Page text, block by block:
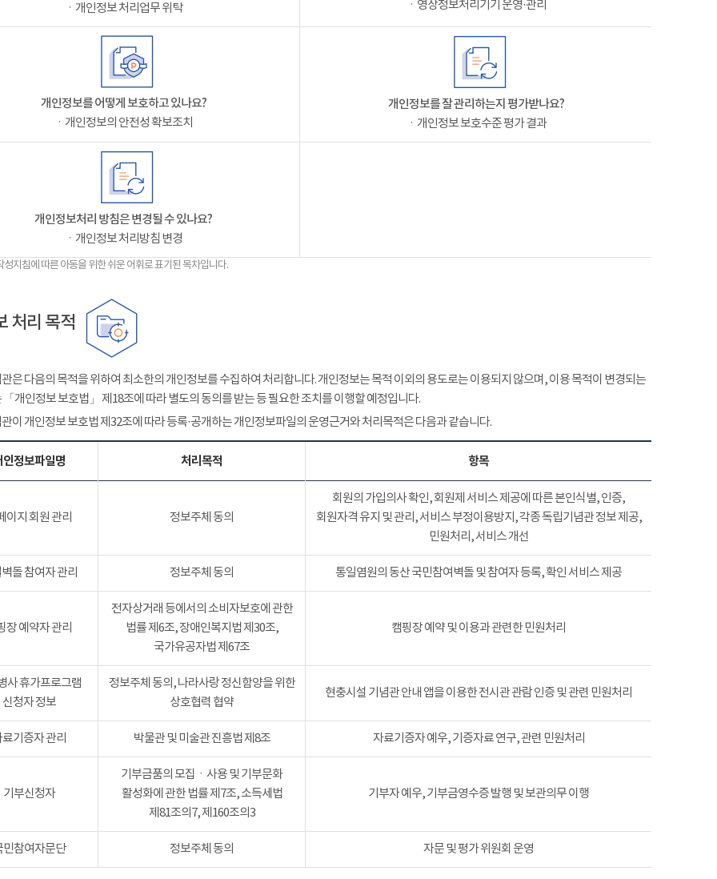
ㆍ개인정보 처리업무 위탁
ㆍ영상정보처리기기 운영·관리
개인정보를 어떻게 보호하고 있나요?
ㆍ개인정보의 안전성 확보조치
개인정보를 잘 관리하는지 평가받나요?
ㆍ개인정보 보호수준 평가 결과
개인정보처리 방침은 변경될 수 있나요?
ㆍ개인정보 처리방침 변경
지침에 따른 아동을 위한 쉬운 어휘로 표기된 목차입니다.
처리 목적
은 다음의 목적을 위하여 최소한의 개인정보를 수집하여 처리합니다. 개인정보는 목적 이외의 용도로는 이용되지 않으며, 이용 목적이 변경되는
「개인정보 보호법」 제18조에 따라 별도의 동의를 받는 등 필요한 조치를 이행할 예정입니다.
이 개인정보 보호법 제32조에 따라 등록·공개하는 개인정보파일의 운영근거와 처리목적은 다음과 같습니다.
인정보파일명 처리목적 항목
이지 회원 관리 정보주체 동의
회원의 가입의사 확인, 회원제 서비스 제공에 따른 본인식별, 인증,
회원자격 유지 및 관리, 서비스 부정이용방지, 각종 독립기념관 정보 제공,
민원처리, 서비스 개선
돌 참여자 관리 정보주체 동의 통일염원의 동산 국민참여벽돌 및 참여자 등록, 확인 서비스 제공
장 예약자 관리
전자상거래 등에서의 소비자보호에 관한
법률 제6조, 장애인복지법 제30조,
국가유공자법 제67조
캠핑장 예약 및 이용과 관련한 민원처리
사 휴가프로그램
신청자 정보
정보주체 동의, 나라사랑 정신함양을 위한
상호협력 협약
현충시설 기념관 안내 앱을 이용한 전시관 관람 인증 및 관련 민원처리
기증자 관리 박물관 및 미술관 진흥법 제8조 자료기증자 예우, 기증자료 연구, 관련 민원처리
기부신청자
기부금품의 모집ㆍ사용 및 기부문화
활성화에 관한 법률 제7조, 소득세법
제81조의7, 제160조의3
기부자 예우, 기부금영수증 발행 및 보관의무 이행
민참여자문단 정보주체 동의 자문 및 평가 위원회 운영